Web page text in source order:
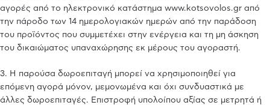
αγορές από το ηλεκτρονικό κατάστημα www.kotsovolos.gr από
την πάροδο των 14 ημερολογιακών ημερών από την παράδοση
του προϊόντος που συμμετέχει στην ενέργεια και τη μη άσκηση
του δικαιώματος υπαναχώρησης εκ μέρους του αγοραστή.
3. Η παρούσα δωροεπιταγή μπορεί να χρησιμοποιηθεί για
επόμενη αγορά μόνον, μεμονωμένα και όχι συνδυαστικά με
άλλες δωροεπιταγές. Επιστροφή υπολοίπου αξίας σε μετρητά ή